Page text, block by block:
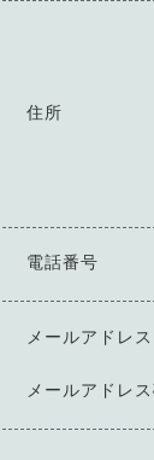
住所
電話番号
メールアドレス
メールアドレ